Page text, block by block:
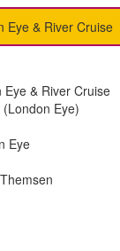
Eye & River Cruise
& River Cruise
Eye)
Eye